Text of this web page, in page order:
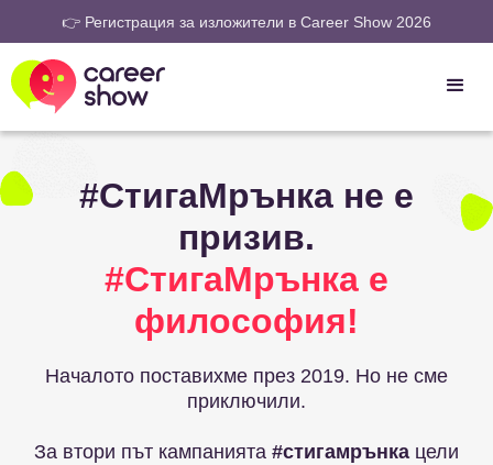
👉 Регистрация за изложители в Career Show 2026
#СтигаМрънка не е
призив.
#СтигаМрънка е
философия!
Началото поставихме през 2019. Но не сме
приключили.
За втори път кампанията #стигамрънка цели